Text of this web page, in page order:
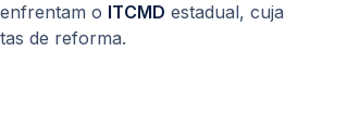
o ITCMD estadual, cuja
de reforma.